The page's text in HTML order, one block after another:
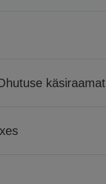
käsiraamat